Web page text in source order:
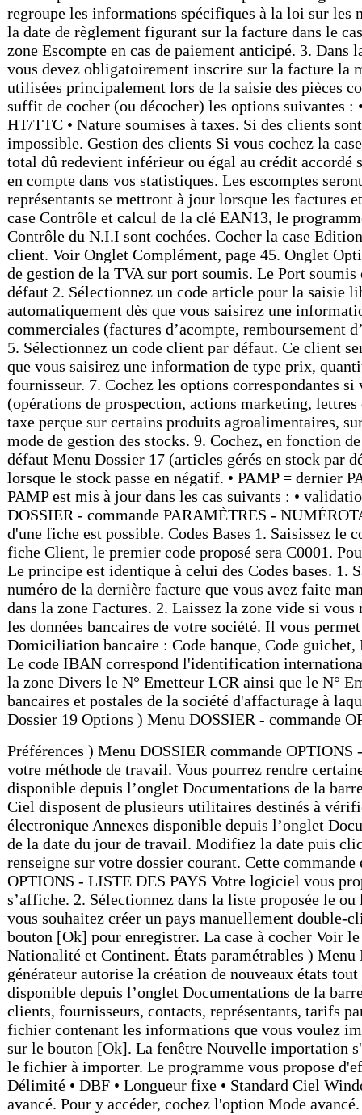
Préférences ) Menu DOSSIER commande
votre méthode de travail. Vous pourrez rendre
disponible depuis l’onglet Documentations de la
Ciel disposent de plusieurs utilitaires destinés à
électronique Annexes disponible depuis l’onglet
de la date du jour de travail. Modifiez la date puis
renseigne sur votre dossier courant. Cette
OPTIONS - LISTE DES PAYS Votre logiciel vous
s’affiche. 2. Sélectionnez dans la liste proposée le
vous souhaitez créer un pays manuellement double-
bouton [Ok] pour enregistrer. La case à cocher Voir
Nationalité et Continent. États paramétrables )
générateur autorise la création de nouveaux états
disponible depuis l’onglet Documentations de la
clients, fournisseurs, contacts, représentants, tarifs
fichier contenant les informations que vous voulez
sur le bouton [Ok]. La fenêtre Nouvelle importation
le fichier à importer. Le programme vous propose
Délimité • DBF • Longueur fixe • Standard Ciel
avancé. Pour y accéder, cochez l'option Mode